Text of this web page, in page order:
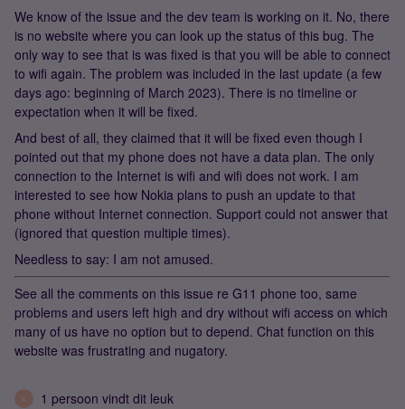
We know of the issue and the dev team is working on it. No, there
is no website where you can look up the status of this bug. The
only way to see that is was fixed is that you will be able to connect
to wifi again. The problem was included in the last update (a few
days ago: beginning of March 2023). There is no timeline or
expectation when it will be fixed.
And best of all, they claimed that it will be fixed even though I
pointed out that my phone does not have a data plan. The only
connection to the Internet is wifi and wifi does not work. I am
interested to see how Nokia plans to push an update to that
phone without Internet connection. Support could not answer that
(ignored that question multiple times).
Needless to say: I am not amused.
See all the comments on this issue re G11 phone too, same
problems and users left high and dry without wifi access on which
many of us have no option but to depend. Chat function on this
website was frustrating and nugatory.
K 1 persoon vindt dit leuk